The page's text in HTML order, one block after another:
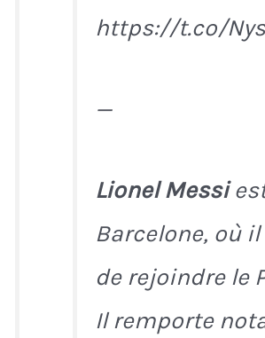
https://t.co/
—
Lionel Messi
Barcelone, où
de rejoindre le
Il remporte